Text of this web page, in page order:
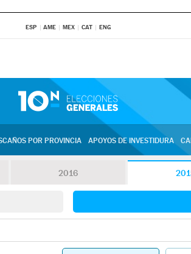
ESP AME MEX CAT ENG
POR PROVINCIA APOYOS DE INVESTIDURA
2016